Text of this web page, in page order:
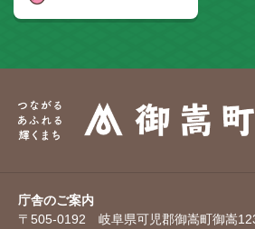
庁舎のご案内
〒505-0192 岐阜県可児郡御嵩町御嵩